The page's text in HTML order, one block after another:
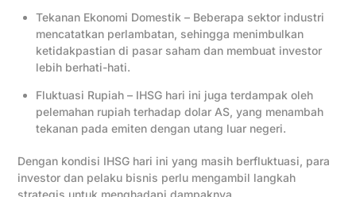
Tekanan Ekonomi Domestik – Beberapa sektor industri
mencatatkan perlambatan, sehingga menimbulkan
ketidakpastian di pasar saham dan membuat investor
lebih berhati-hati.
Fluktuasi Rupiah – IHSG hari ini juga terdampak oleh
pelemahan rupiah terhadap dolar AS, yang menambah
tekanan pada emiten dengan utang luar negeri.
Dengan kondisi IHSG hari ini yang masih berfluktuasi, para
investor dan pelaku bisnis perlu mengambil langkah
strategis untuk menghadapi dampaknya.